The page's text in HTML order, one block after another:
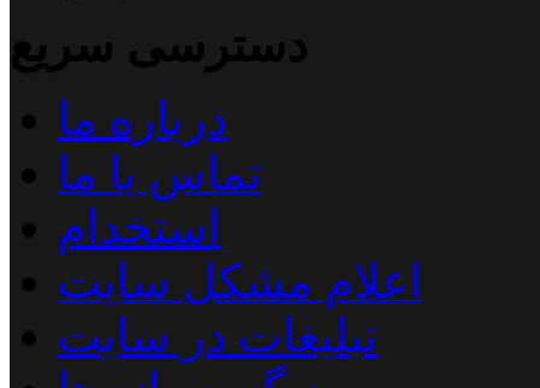
دسترسی سریع
درباره ما
تماس با ما
استخدام
اعلام مشکل سایت
تبلیغات در سایت